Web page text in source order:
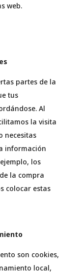
web.
partes de la
tus
Al
la visita
necesitas
información
los
la compra
colocar estas
son cookies,
local,